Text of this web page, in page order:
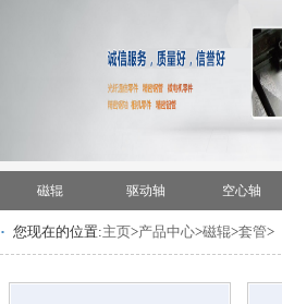
磁辊 驱动轴 空心轴
· 您现在的位置:主页>产品中心>磁辊>套管>